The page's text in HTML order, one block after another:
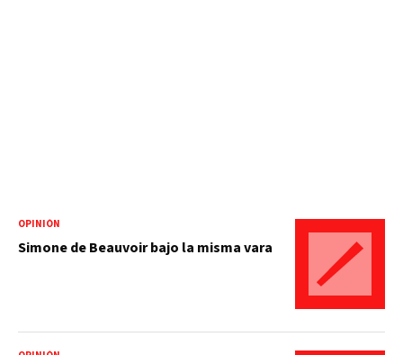
OPINIÓN
Simone de Beauvoir bajo la misma vara